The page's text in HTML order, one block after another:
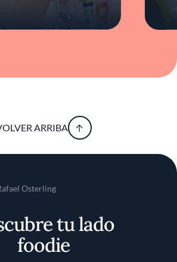
ARRIBA
Osterling
tu lado
foodie